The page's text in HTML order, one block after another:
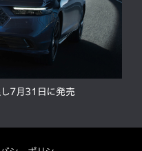
し7月31日に発売